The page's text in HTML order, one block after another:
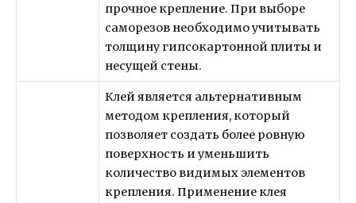
прочное крепление. При выборе
саморезов необходимо учитывать
толщину гипсокартонной плиты и
несущей стены.
Клей является альтернативным
методом крепления, который
позволяет создать более ровную
поверхность и уменьшить
количество видимых элементов
крепления. Применение клея